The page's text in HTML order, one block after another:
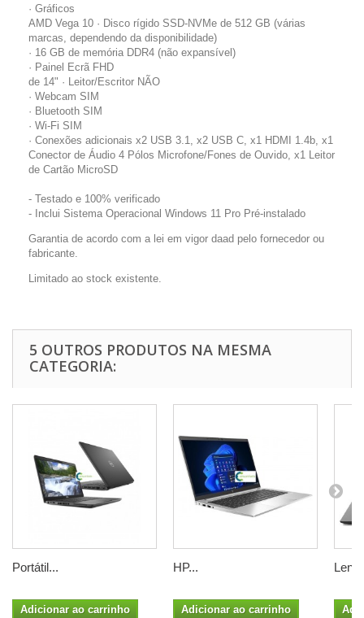
· Gráficos
AMD Vega 10 · Disco rígido SSD-NVMe de 512 GB (várias
marcas, dependendo da disponibilidade)
· 16 GB de memória DDR4 (não expansível)
· Painel Ecrã FHD
de 14" · Leitor/Escritor NÃO
· Webcam SIM
· Bluetooth SIM
· Wi-Fi SIM
· Conexões adicionais x2 USB 3.1, x2 USB C, x1 HDMI 1.4b, x1
Conector de Áudio 4 Pólos Microfone/Fones de Ouvido, x1 Leitor
de Cartão MicroSD
- Testado e 100% verificado
- Inclui Sistema Operacional Windows 11 Pro Pré-instalado
Garantia de acordo com a lei em vigor daad pelo fornecedor ou
fabricante.
Limitado ao stock existente.
5 OUTROS PRODUTOS NA MESMA
CATEGORIA:
Portátil...
Adicionar ao carrinho
HP...
Adicionar ao carrinho